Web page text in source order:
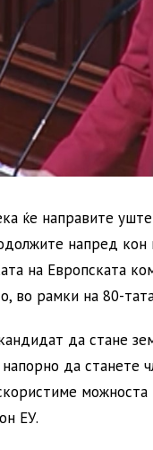
ќе направите
напред кон
на Европската
во рамки на 80-
да стане
да станете
ЕУ.